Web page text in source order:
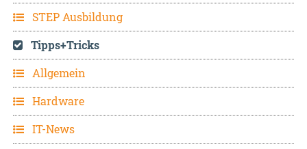
STEP Ausbildung
Tipps+Tricks
Allgemein
Hardware
IT-News